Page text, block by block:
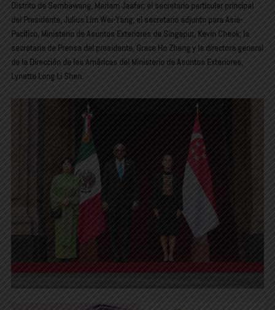
Distrito de Sembawang, Mariam Jaafar; el secretario particular principal
del Presidente, Julius Lim Wei-Yang; el secretario adjunto para Asia-
Pacífico, Ministerio de Asuntos Exteriores de Singapur, Kevin Cheok; la
secretaria de Prensa del presidente, Grace Ho Zheng y la directora general
de la Dirección de las Américas del Ministerio de Asuntos Exteriores,
Lynette Long Li Shen.